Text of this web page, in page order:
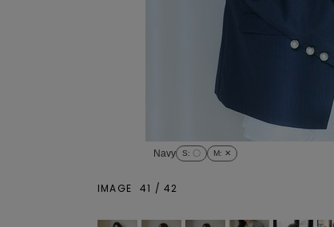
Navy S: 〇 M: ✕
IMAGE 41 /42